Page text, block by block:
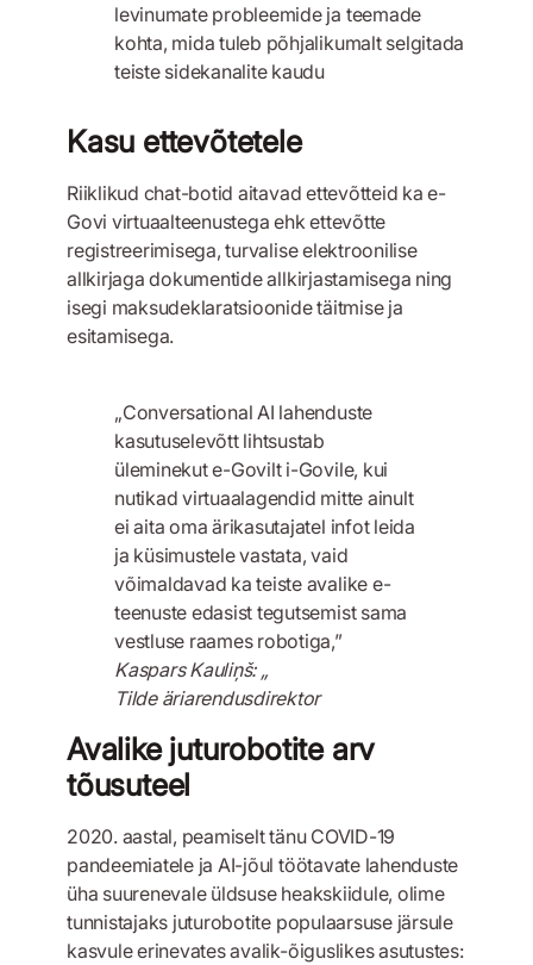
levinumate probleemide ja teemade
kohta, mida tuleb põhjalikumalt selgitada
teiste sidekanalite kaudu
Kasu ettevõtetele
Riiklikud chat-botid aitavad ettevõtteid ka e-
Govi virtuaalteenustega ehk ettevõtte
registreerimisega, turvalise elektroonilise
allkirjaga dokumentide allkirjastamisega ning
isegi maksudeklaratsioonide täitmise ja
esitamisega.
„Conversational AI lahenduste
kasutuselevõtt lihtsustab
üleminekut e-Govilt i-Govile, kui
nutikad virtuaalagendid mitte ainult
ei aita oma ärikasutajatel infot leida
ja küsimustele vastata, vaid
võimaldavad ka teiste avalike e-
teenuste edasist tegutsemist sama
vestluse raames robotiga,”
Kaspars Kauliņš: „
Tilde äriarendusdirektor
Avalike juturobotite arv
tõusuteel
2020. aastal, peamiselt tänu COVID-19
pandeemiatele ja AI-jõul töötavate lahenduste
üha suurenevale üldsuse heakskiidule, olime
tunnistajaks juturobotite populaarsuse järsule
kasvule erinevates avalik-õiguslikes asutustes: